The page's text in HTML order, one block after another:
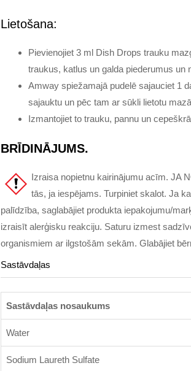
Lietošana:
Pievienojiet 3 ml Dish Drops trauku
traukus, katlus un galda piederumus un
Amway spiežamajā pudelē sajauciet 1
sajauktu un pēc tam ar sūkli lietotu
Izmantojiet to trauku, pannu un
BRĪDINĀJUMS.
Izraisa nopietnu kairinājumu acīm. JA
tās, ja iespējams. Turpiniet skalot. Ja
palīdzība, saglabājiet produkta iepakojumu/
izraisīt alerģisku reakciju. Saturu izmest
organismiem ar ilgstošām sekām. Glabājiet
Sastāvdaļas
Sastāvdaļas nosaukums
Water
Sodium Laureth Sulfate